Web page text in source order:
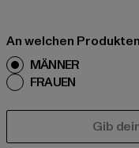
An welchen
MÄNNER
FRAUEN